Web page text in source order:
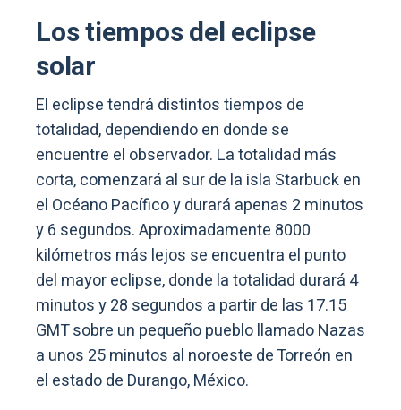
Los tiempos del eclipse
solar
El eclipse tendrá distintos tiempos de
totalidad, dependiendo en donde se
encuentre el observador. La totalidad más
corta, comenzará al sur de la isla Starbuck en
el Océano Pacífico y durará apenas 2 minutos
y 6 segundos. Aproximadamente 8000
kilómetros más lejos se encuentra el punto
del mayor eclipse, donde la totalidad durará 4
minutos y 28 segundos a partir de las 17.15
GMT sobre un pequeño pueblo llamado Nazas
a unos 25 minutos al noroeste de Torreón en
el estado de Durango, México.